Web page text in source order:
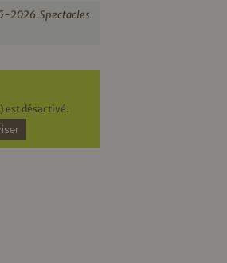
2026. Spectacles
est désactivé.